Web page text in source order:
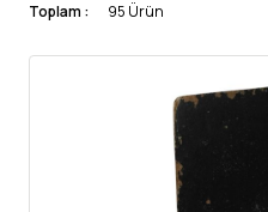
Toplam : 95 Ürün